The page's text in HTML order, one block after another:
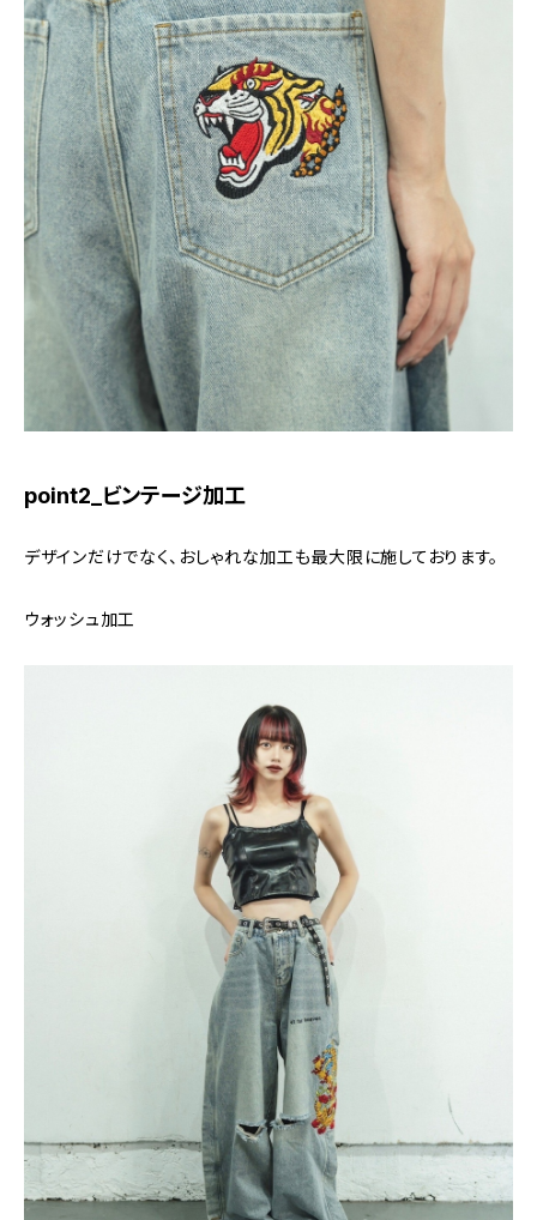
point2_ビンテージ加工
デザインだけでなく、おしゃれな加工も最大限に施しております。
ウォッシュ加工